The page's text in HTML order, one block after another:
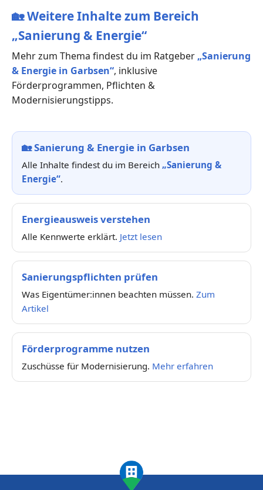
🏡Weitere Inhalte zum Bereich
„Sanierung & Energie“
Mehr zum Thema findest du im Ratgeber „Sanierung
& Energie in Garbsen“, inklusive
Förderprogrammen, Pflichten &
Modernisierungstipps.
🏡Sanierung & Energie in Garbsen
Alle Inhalte findest du im Bereich „Sanierung &
Energie“.
Energieausweis verstehen
Alle Kennwerte erklärt. Jetzt lesen
Sanierungspflichten prüfen
Was Eigentümer:innen beachten müssen. Zum
Artikel
Förderprogramme nutzen
Zuschüsse für Modernisierung. Mehr erfahren